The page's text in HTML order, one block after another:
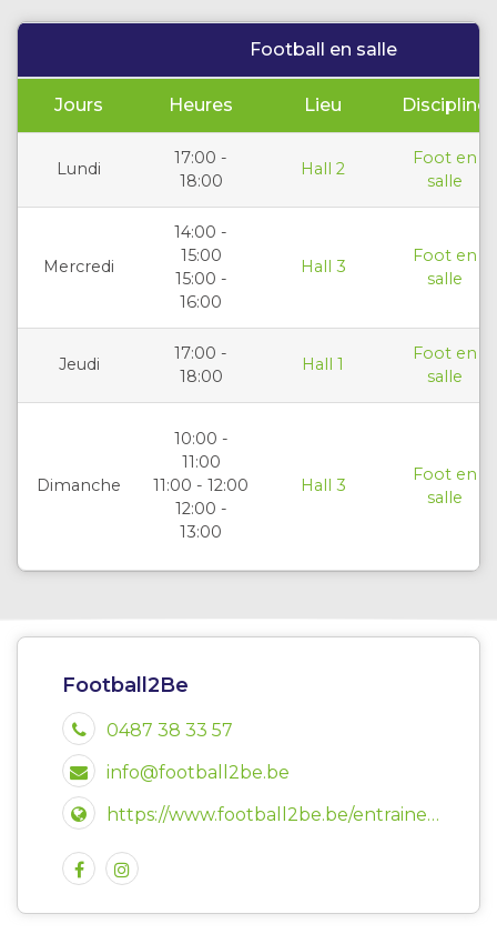
Football en salle
Jours Heures Lieu Discipline
Lundi
17:00 -
18:00
Hall 2
Foot en
salle
Mercredi
14:00 -
15:00
15:00 -
16:00
Hall 3
Foot en
salle
Jeudi
17:00 -
18:00
Hall 1
Foot en
salle
Dimanche
10:00 -
11:00
11:00 - 12:00
12:00 -
13:00
Hall 3
Foot en
salle
Football2Be
0487 38 33 57
info@football2be.be
https://www.football2be.be/entrainements/woluwe-saint-lambert